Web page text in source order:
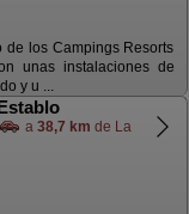
de los Campings Resorts
unas instalaciones de
y u ...
a 38,7 km de La